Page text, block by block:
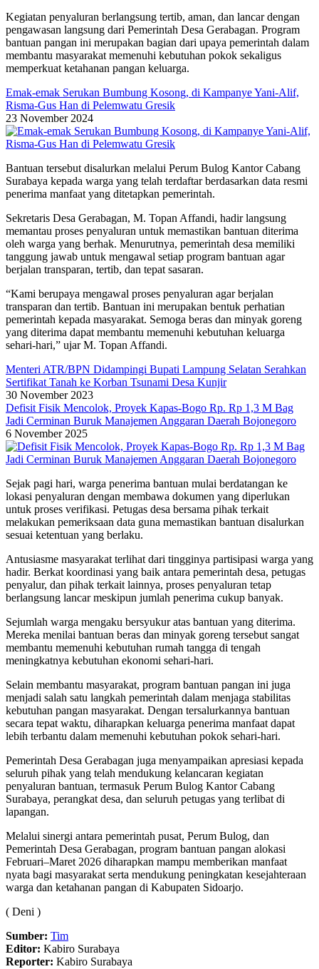
Kegiatan penyaluran berlangsung tertib, aman, dan lancar dengan
pengawasan langsung dari Pemerintah Desa Gerabagan. Program
bantuan pangan ini merupakan bagian dari upaya pemerintah dalam
membantu masyarakat memenuhi kebutuhan pokok sekaligus
memperkuat ketahanan pangan keluarga.
Emak-emak Serukan Bumbung Kosong, di Kampanye Yani-Alif,
Risma-Gus Han di Pelemwatu Gresik
23 November 2024
Bantuan tersebut disalurkan melalui Perum Bulog Kantor Cabang
Surabaya kepada warga yang telah terdaftar berdasarkan data resmi
penerima manfaat yang ditetapkan pemerintah.
Sekretaris Desa Gerabagan, M. Topan Affandi, hadir langsung
memantau proses penyaluran untuk memastikan bantuan diterima
oleh warga yang berhak. Menurutnya, pemerintah desa memiliki
tanggung jawab untuk mengawal setiap program bantuan agar
berjalan transparan, tertib, dan tepat sasaran.
“Kami berupaya mengawal proses penyaluran agar berjalan
transparan dan tertib. Bantuan ini merupakan bentuk perhatian
pemerintah kepada masyarakat. Semoga beras dan minyak goreng
yang diterima dapat membantu memenuhi kebutuhan keluarga
sehari-hari,” ujar M. Topan Affandi.
Menteri ATR/BPN Didampingi Bupati Lampung Selatan Serahkan
Sertifikat Tanah ke Korban Tsunami Desa Kunjir
30 November 2023
Defisit Fisik Mencolok, Proyek Kapas-Bogo Rp. Rp 1,3 M Bag
Jadi Cerminan Buruk Manajemen Anggaran Daerah Bojonegoro
6 November 2025
Sejak pagi hari, warga penerima bantuan mulai berdatangan ke
lokasi penyaluran dengan membawa dokumen yang diperlukan
untuk proses verifikasi. Petugas desa bersama pihak terkait
melakukan pemeriksaan data guna memastikan bantuan disalurkan
sesuai ketentuan yang berlaku.
Antusiasme masyarakat terlihat dari tingginya partisipasi warga yang
hadir. Berkat koordinasi yang baik antara pemerintah desa, petugas
penyalur, dan pihak terkait lainnya, proses penyaluran tetap
berlangsung lancar meskipun jumlah penerima cukup banyak.
Sejumlah warga mengaku bersyukur atas bantuan yang diterima.
Mereka menilai bantuan beras dan minyak goreng tersebut sangat
membantu memenuhi kebutuhan rumah tangga di tengah
meningkatnya kebutuhan ekonomi sehari-hari.
Selain membantu masyarakat, program bantuan pangan ini juga
menjadi salah satu langkah pemerintah dalam menjaga stabilitas
kebutuhan pangan masyarakat. Dengan tersalurkannya bantuan
secara tepat waktu, diharapkan keluarga penerima manfaat dapat
lebih terbantu dalam memenuhi kebutuhan pokok sehari-hari.
Pemerintah Desa Gerabagan juga menyampaikan apresiasi kepada
seluruh pihak yang telah mendukung kelancaran kegiatan
penyaluran bantuan, termasuk Perum Bulog Kantor Cabang
Surabaya, perangkat desa, dan seluruh petugas yang terlibat di
lapangan.
Melalui sinergi antara pemerintah pusat, Perum Bulog, dan
Pemerintah Desa Gerabagan, program bantuan pangan alokasi
Februari–Maret 2026 diharapkan mampu memberikan manfaat
nyata bagi masyarakat serta mendukung peningkatan kesejahteraan
warga dan ketahanan pangan di Kabupaten Sidoarjo.
( Deni )
Sumber: Tim
Editor: Kabiro Surabaya
Reporter: Kabiro Surabaya